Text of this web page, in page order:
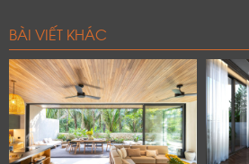
BÀI VIẾT KHÁC